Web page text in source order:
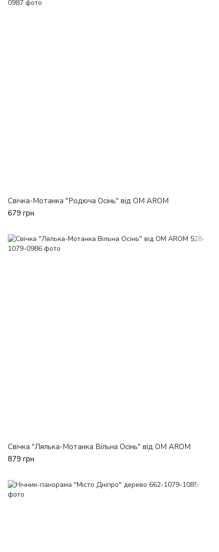
Свічка-Мотанка "Родюча Осінь" від OM AROM
679 грн
Cвічка "Лялька-Мотанка Вільна Осінь" від OM AROM
879 грн